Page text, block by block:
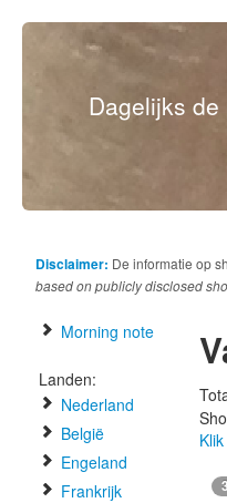
Dagelijks
Disclaimer: De informatie op
based on publicly disclosed
Morning note
Landen:
Nederland
België
Engeland
Frankrijk